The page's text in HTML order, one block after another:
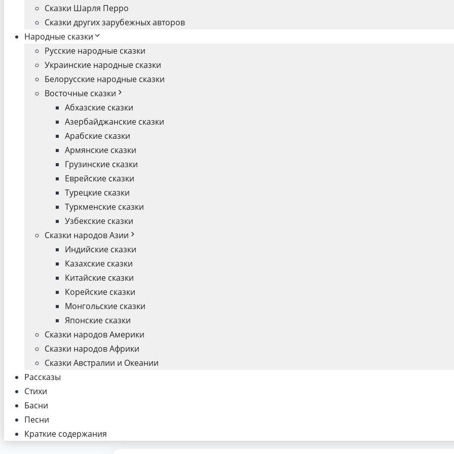
Сказки Шарля Перро
Сказки других зарубежных авторов
Народные сказки
Русские народные сказки
Украинские народные сказки
Белорусские народные сказки
Восточные сказки
Абхазские сказки
Азербайджанские сказки
Арабские сказки
Армянские сказки
Грузинские сказки
Еврейские сказки
Турецкие сказки
Туркменские сказки
Узбекские сказки
Сказки народов Азии
Индийские сказки
Казахские сказки
Китайские сказки
Корейские сказки
Монгольские сказки
Японские сказки
Сказки народов Америки
Сказки народов Африки
Сказки Австралии и Океании
Рассказы
Стихи
Басни
Песни
Краткие содержания